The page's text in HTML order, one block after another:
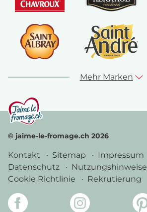
Mehr Marken
© jaime-le-fromage.ch 2026
Kontakt Sitemap
Impressum
Datenschutz
Nutzungshinweise
Cookie Richtlinie
Rekrutierung